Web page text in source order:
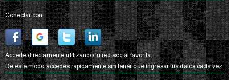
Conectar con:
Accedé directamente utilizando tu red social favorita.
De este modo accedés rapidamente sin tener que ingresar tus datos cada vez.